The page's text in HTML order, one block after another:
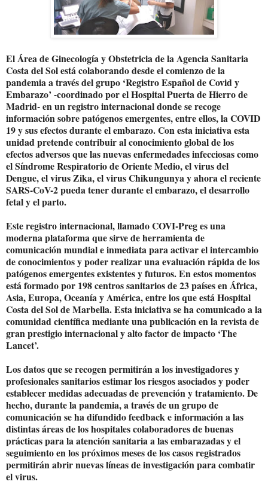
El Área de Ginecología y Obstetricia de la Agencia Sanitaria
Costa del Sol está colaborando desde el comienzo de la
pandemia a través del grupo ‘Registro Español de Covid y
Embarazo’ -coordinado por el Hospital Puerta de Hierro de
Madrid- en un registro internacional donde se recoge
información sobre patógenos emergentes, entre ellos, la COVID
19 y sus efectos durante el embarazo. Con esta iniciativa esta
unidad pretende contribuir al conocimiento global de los
efectos adversos que las nuevas enfermedades infecciosas como
el Síndrome Respiratorio de Oriente Medio, el virus del
Dengue, el virus Zika, el virus Chikungunya y ahora el reciente
SARS-CoV-2 pueda tener durante el embarazo, el desarrollo
fetal y el parto.
Este registro internacional, llamado COVI-Preg es una
moderna plataforma que sirve de herramienta de
comunicación mundial e inmediata para activar el intercambio
de conocimientos y poder realizar una evaluación rápida de los
patógenos emergentes existentes y futuros. En estos momentos
está formado por 198 centros sanitarios de 23 países en África,
Asia, Europa, Oceanía y América, entre los que está Hospital
Costa del Sol de Marbella. Esta iniciativa se ha comunicado a la
comunidad científica mediante una publicación en la revista de
gran prestigio internacional y alto factor de impacto ‘The
Lancet’.
Los datos que se recogen permitirán a los investigadores y
profesionales sanitarios estimar los riesgos asociados y poder
establecer medidas adecuadas de prevención y tratamiento. De
hecho, durante la pandemia, a través de un grupo de
comunicación se ha difundido feedback e información a las
distintas áreas de los hospitales colaboradores de buenas
prácticas para la atención sanitaria a las embarazadas y el
seguimiento en los próximos meses de los casos registrados
permitirán abrir nuevas líneas de investigación para combatir
el virus.